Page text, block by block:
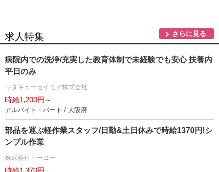
求人特集 さらに見る
病院内での洗浄/充実した教育体制で未経験でも安心 扶養内
平日のみ
ワタキューセイモア株式会社
時給1,200円～
アルバイト・パート / 大阪府
部品を運ぶ軽作業スタッフ/日勤&土日休みで時給1370円!シ
ンプル作業
株式会社トーコー
時給1,370円